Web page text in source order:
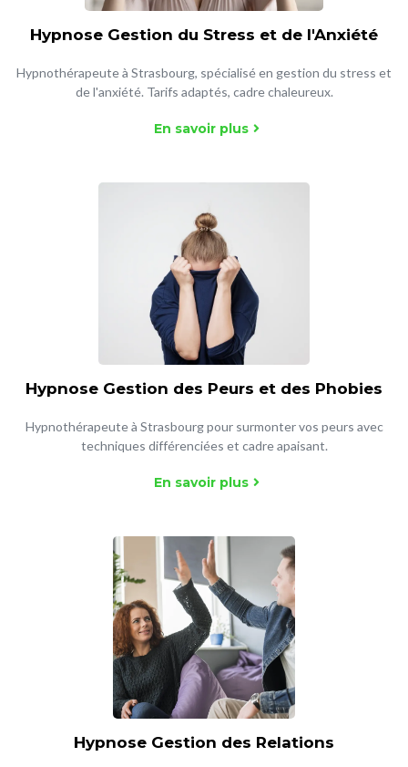
Hypnose Gestion du Stress et de l'Anxiété
Hypnothérapeute à Strasbourg, spécialisé en gestion du stress et
de l'anxiété. Tarifs adaptés, cadre chaleureux.
En savoir plus
Hypnose Gestion des Peurs et des Phobies
Hypnothérapeute à Strasbourg pour surmonter vos peurs avec
techniques différenciées et cadre apaisant.
En savoir plus
Hypnose Gestion des Relations